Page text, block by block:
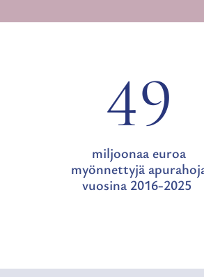
49
miljoonaa euroa
myönnettyjä
vuosina 2016-2025